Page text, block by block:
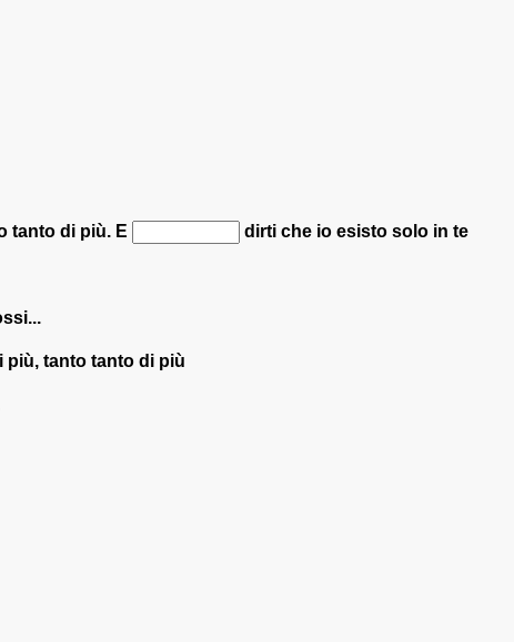
tanto di più. E dirti che io esisto solo in te
più, tanto tanto di più